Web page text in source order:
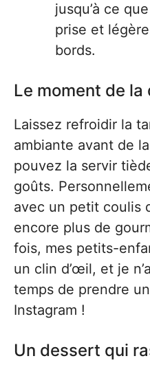
jusqu’à ce
prise et
bords.
Le moment de
Laissez refroidir la
ambiante avant de
pouvez la servir
goûts.
avec un petit coulis
encore plus de
fois, mes petits-
un clin d’œil, et je
temps de prendre
Instagram !
Un dessert qui